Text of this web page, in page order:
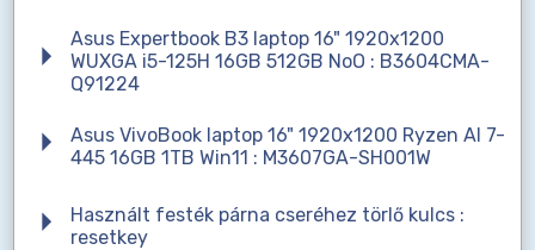
Asus Expertbook B3 laptop 16" 1920x1200
WUXGA i5-125H 16GB 512GB NoO : B3604CMA-
Q91224
Asus VivoBook laptop 16" 1920x1200 Ryzen AI 7-
445 16GB 1TB Win11 : M3607GA-SH001W
Használt festék párna cseréhez törlő kulcs :
resetkey